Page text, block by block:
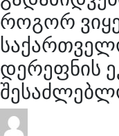
როგორ
დერეფნის